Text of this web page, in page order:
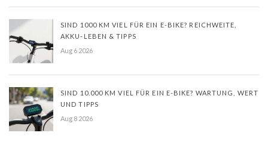
SIND 1000 KM VIEL FÜR EIN E-BIKE? REICHWEITE,
AKKU-LEBEN & TIPPS
Aug 6 2026
SIND 10.000 KM VIEL FÜR EIN E-BIKE? WARTUNG, WERT
UND TIPPS
Aug 8 2026